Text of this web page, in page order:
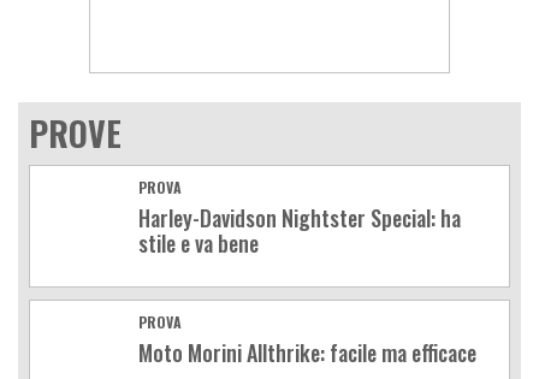
PROVE
PROVA
Harley-Davidson Nightster Special: ha
stile e va bene
PROVA
Moto Morini Allthrike: facile ma efficace